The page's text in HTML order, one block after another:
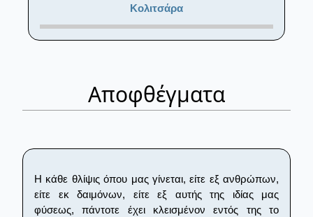
Κολιτσάρα
Αποφθέγματα
Η κάθε θλίψις όπου μας γίνεται, είτε εξ ανθρώπων,
είτε εκ δαιμόνων, είτε εξ αυτής της ιδίας μας
φύσεως, πάντοτε έχει κλεισμένον εντός της το